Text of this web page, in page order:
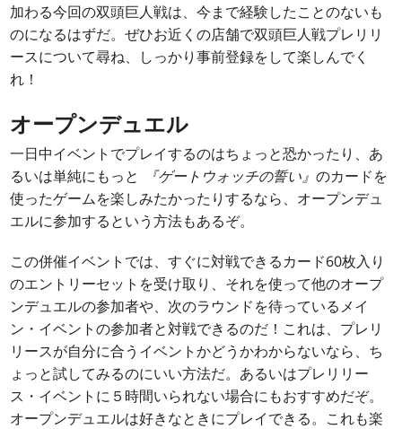
加わる今回の双頭巨人戦は、今まで経験したことのないも
のになるはずだ。ぜひお近くの店舗で双頭巨人戦プレリリ
ースについて尋ね、しっかり事前登録をして楽しんでく
れ！
オープンデュエル
一日中イベントでプレイするのはちょっと恐かったり、あ
るいは単純にもっと
『ゲートウォッチの誓い』のカードを
使ったゲームを楽しみたかったりするなら、オープンデュ
エルに参加するという方法もあるぞ。
この併催イベントでは、すぐに対戦できるカード60枚入り
のエントリーセットを受け取り、それを使って他のオープ
ンデュエルの参加者や、次のラウンドを待っているメイ
ン・イベントの参加者と対戦できるのだ！これは、プレリ
リースが自分に合うイベントかどうかわからないなら、ち
ょっと試してみるのにいい方法だ。あるいはプレリリー
ス・イベントに５時間いられない場合にもおすすめだぞ。
オープンデュエルは好きなときにプレイできる。これも楽